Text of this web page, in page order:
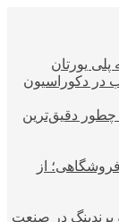
پلی یورتان
در دکوراسیون
چطور دقیق‌ترین
از
برندینگ در صنعت